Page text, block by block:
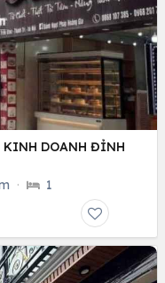
KINH DOANH ĐỈNH
· 1